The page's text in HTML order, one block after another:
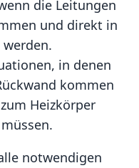
die Leitungen
und direkt in
in denen
kommen
Heizkörper
notwendigen